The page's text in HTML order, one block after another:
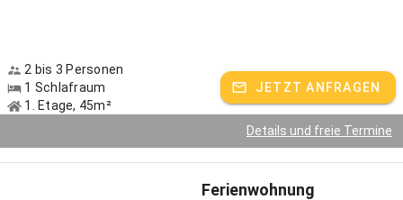
2 bis 3 Personen
1 Schlafraum
1. Etage, 45m²
JETZT ANFRAGEN
Details und freie Termine
Ferienwohnung